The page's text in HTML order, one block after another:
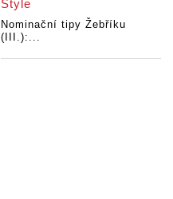
Style
Nominační tipy Žebříku
(III.):...